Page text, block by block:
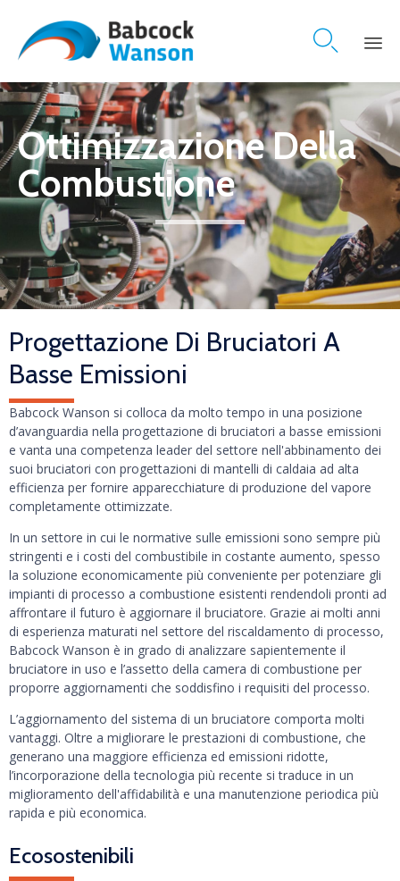

Skip
to
content
Ottimizzazione Della
Combustione
Progettazione Di Bruciatori A
Basse Emissioni
Babcock Wanson si colloca da molto tempo in una posizione
d’avanguardia nella progettazione di bruciatori a basse emissioni
e vanta una competenza leader del settore nell'abbinamento dei
suoi bruciatori con progettazioni di mantelli di caldaia ad alta
efficienza per fornire apparecchiature di produzione del vapore
completamente ottimizzate.
In un settore in cui le normative sulle emissioni sono sempre più
stringenti e i costi del combustibile in costante aumento, spesso
la soluzione economicamente più conveniente per potenziare gli
impianti di processo a combustione esistenti rendendoli pronti ad
affrontare il futuro è aggiornare il bruciatore. Grazie ai molti anni
di esperienza maturati nel settore del riscaldamento di processo,
Babcock Wanson è in grado di analizzare sapientemente il
bruciatore in uso e l’assetto della camera di combustione per
proporre aggiornamenti che soddisfino i requisiti del processo.
L’aggiornamento del sistema di un bruciatore comporta molti
vantaggi. Oltre a migliorare le prestazioni di combustione, che
generano una maggiore efficienza ed emissioni ridotte,
l’incorporazione della tecnologia più recente si traduce in un
miglioramento dell'affidabilità e una manutenzione periodica più
rapida e più economica.
Ecosostenibili